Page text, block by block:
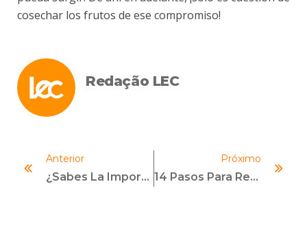
cosechar los frutos de ese compromiso!
Redação LEC
Anterior
¿Sabes La Importancia De La Ética Empresarial? ¡Descubre Ahora!
Próximo
14 Pasos Para Realizar Una Investigación Interna Efectiva